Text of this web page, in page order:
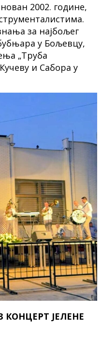
2002. године,
за најбољег
у Бољевцу,
„Труба
и Сабора у
ЈЕЛЕНЕ